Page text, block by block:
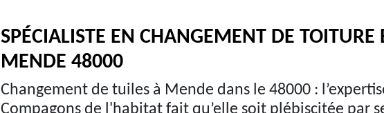
SPÉCIALISTE EN CHANGEMENT DE TOITURE
MENDE 48000
Changement de tuiles à Mende dans le 48000 :
Compagons de l'habitat fait qu’elle soit plébiscitée par